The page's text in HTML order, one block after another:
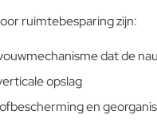
ruimtebesparing zijn:
dat de
opslag
en